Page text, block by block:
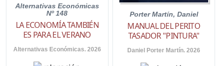
Alternativas Económicas
Nº 148
LA ECONOMÍA TAMBIÉN
ES PARA EL VERANO
Alternativas Económicas. 2026
Porter Martín, Daniel
MANUAL DEL PERITO
TASADOR "PINTURA"
Daniel Porter Martín. 2026